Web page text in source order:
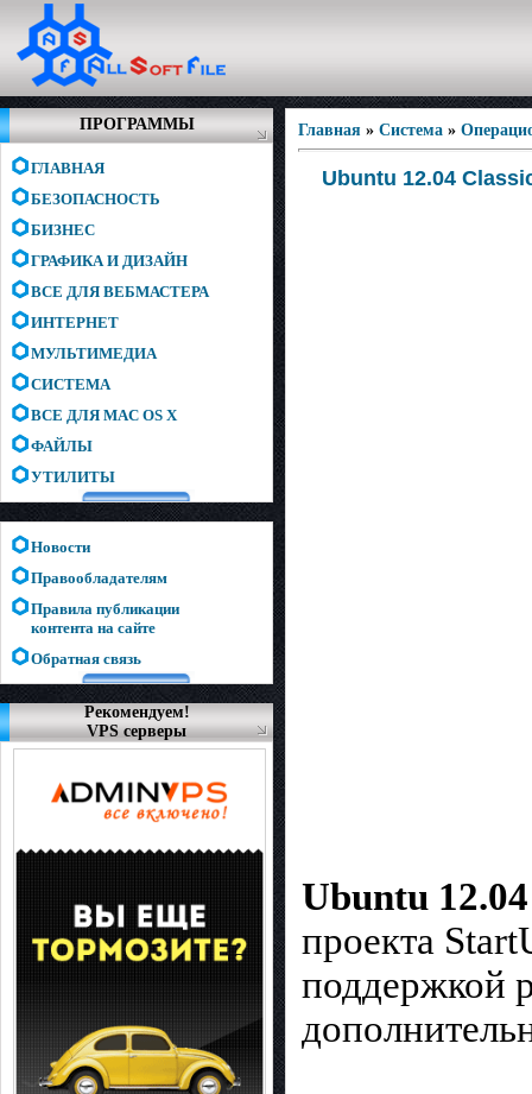
ПРОГРАММЫ
ГЛАВНАЯ
БЕЗОПАСНОСТЬ
БИЗНЕС
ГРАФИКА И ДИЗАЙН
ВСЕ ДЛЯ ВЕБМАСТЕРА
ИНТЕРНЕТ
МУЛЬТИМЕДИА
СИСТЕМА
ВСЕ ДЛЯ MAC OS X
ФАЙЛЫ
УТИЛИТЫ
Новости
Правообладателям
Правила публикации
контента на сайте
Обратная связь
Рекомендуем!
VPS серверы
Главная » Система »
Ubuntu 12.04
Ubuntu
проекта
поддержкой